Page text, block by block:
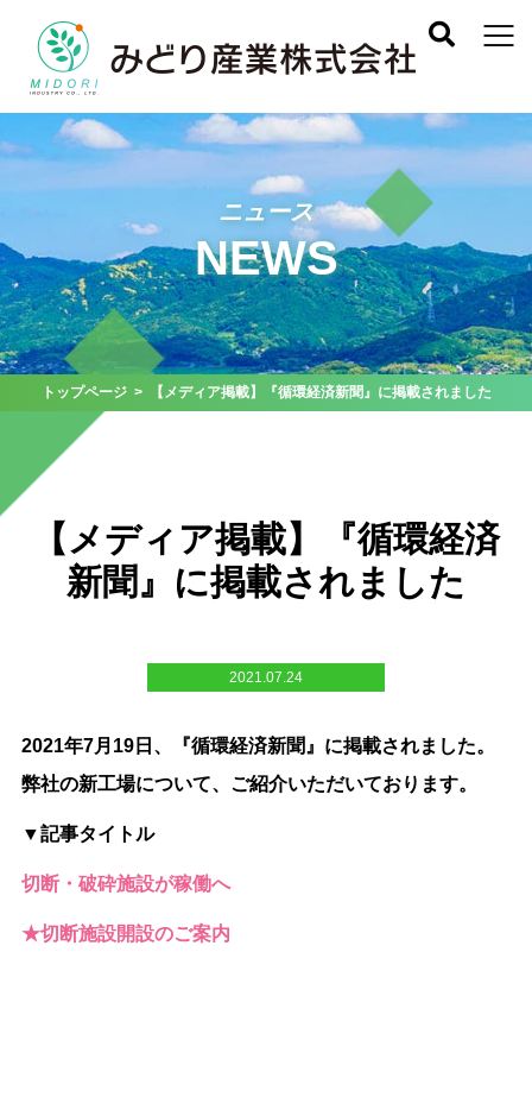
ニュース
NEWS
トップページ> 【メディア掲載】『循環経済新聞』に掲載されました
【メディア掲載】『循環経済
新聞』に掲載されました
2021.07.24
2021年7月19日、『循環経済新聞』に掲載されました。
弊社の新工場について、ご紹介いただいております。
▼記事タイトル
切断・破砕施設が稼働へ
★切断施設開設のご案内